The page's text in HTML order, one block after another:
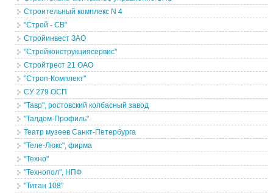
Строительный комплекс N 4
"Строй - СВ"
Стройинвест ЗАО
"Стройконструкциясервис"
Стройтрест 21 ОАО
"Строп-Комплект"
СУ 279 ОСП
"Тавр", ростовский колбасный завод
"Талдом-Профиль"
Театр музеев Санкт-Петербурга
"Теле-Люкс", фирма
"Техно"
"Технопол", НПФ
"Титан 108"